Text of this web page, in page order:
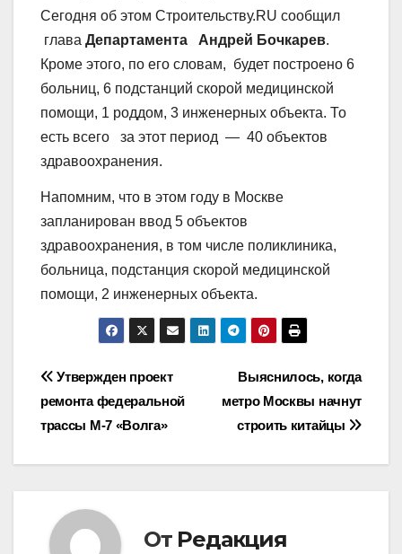
Сегодня об этом Строительству.RU сообщил
глава Департамента Андрей Бочкарев.
Кроме этого, по его словам, будет построено 6
больниц, 6 подстанций скорой медицинской
помощи, 1 роддом, 3 инженерных объекта. То
есть всего за этот период — 40 объектов
здравоохранения.
Напомним, что в этом году в Москве
запланирован ввод 5 объектов
здравоохранения, в том числе поликлиника,
больница, подстанция скорой медицинской
помощи, 2 инженерных объекта.
Навигация
по
записям
Выяснилось, когда
метро Москвы начнут
строить китайцы
Утвержден проект
ремонта федеральной
трассы М-7 «Волга»
От Редакция